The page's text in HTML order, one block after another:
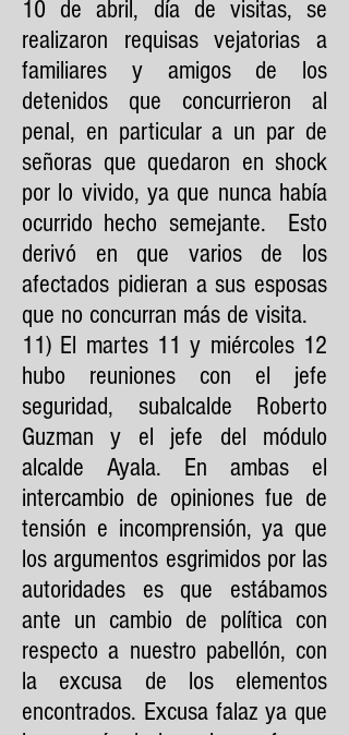
10 de abril, día de visitas, se
realizaron requisas vejatorias a
familiares y amigos de los
detenidos que concurrieron al
penal, en particular a un par de
señoras que quedaron en shock
por lo vivido, ya que nunca había
ocurrido hecho semejante. Esto
derivó en que varios de los
afectados pidieran a sus esposas
que no concurran más de visita.
11) El martes 11 y miércoles 12
hubo reuniones con el jefe
seguridad, subalcalde Roberto
Guzman y el jefe del módulo
alcalde Ayala. En ambas el
intercambio de opiniones fue de
tensión e incomprensión, ya que
los argumentos esgrimidos por las
autoridades es que estábamos
ante un cambio de política con
respecto a nuestro pabellón, con
la excusa de los elementos
encontrados. Excusa falaz ya que